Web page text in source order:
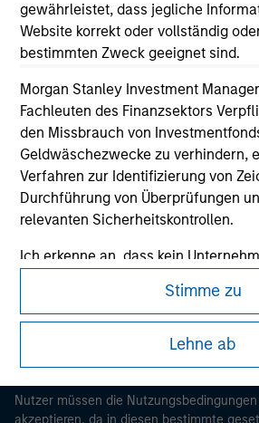
gewährleistet, dass jegliche
Website korrekt oder vollständig
bestimmten Zweck geeignet sind.
Morgan Stanley Investment
Fachleuten des Finanzsektors
den Missbrauch von
Geldwäschezwecke zu verhindern,
Verfahren zur Identifizierung von
Durchführung von Überprüfungen
relevanten Sicherheitskontrollen.
Ich erkenne an, dass kein
verbundenes Unternehmen für
direkt oder indirekt durch den
infolge meiner falschen oder
entstehen. Durch die Annahme
bestätige ich ebenfalls mein
denTerms of Use, die ich gelesen
Stimme zu
Lehne ab
Morgan Stanley
Morgan Stanley Careers
Dieses Dokument ist ein
Nutzer müssen die
akzeptieren, da in diesen bestimmte